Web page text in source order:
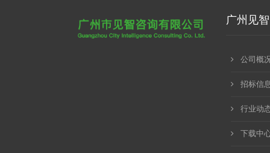
广州见智
公司概
招标信
行业动
下载中